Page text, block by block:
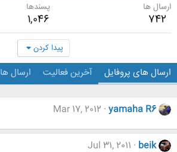
ارسال ها
742
پسندها
1,046
پیدا کردن
ارسال های پروفایل آخرین فعالیت ارسال ها
yamaha R6
Mar 17, 2012
beik
Jul 31, 2011